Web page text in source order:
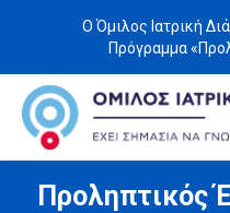
Ο Όμιλος Ιατρική
Πρόγραμμα
Προληπτικός